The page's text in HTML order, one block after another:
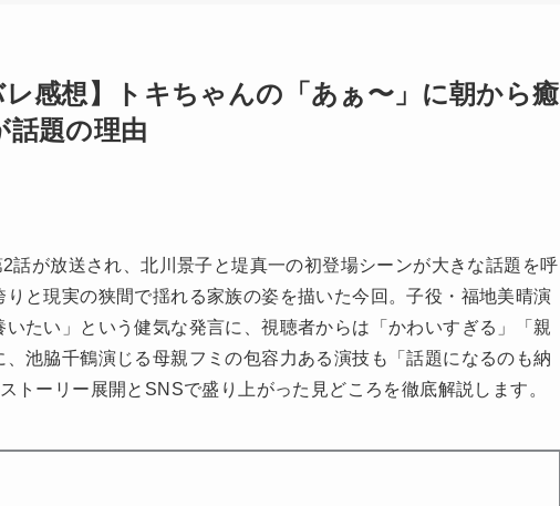
レ感想】トキちゃんの「あぁ〜」に朝から癒
話題の理由
話が放送され、北川景子と堤真一の初登場シーンが大きな話題を呼
と現実の狭間で揺れる家族の姿を描いた今回。子役・福地美晴演
たい」という健気な発言に、視聴者からは「かわいすぎる」「親
池脇千鶴演じる母親フミの包容力ある演技も「話題になるのも納
トーリー展開とSNSで盛り上がった見どころを徹底解説します。